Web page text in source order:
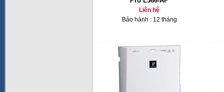
Liên hệ
Bảo hành : 12 tháng